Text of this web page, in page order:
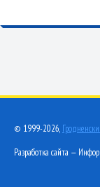
© 1999-2026,
Разработка сайта —